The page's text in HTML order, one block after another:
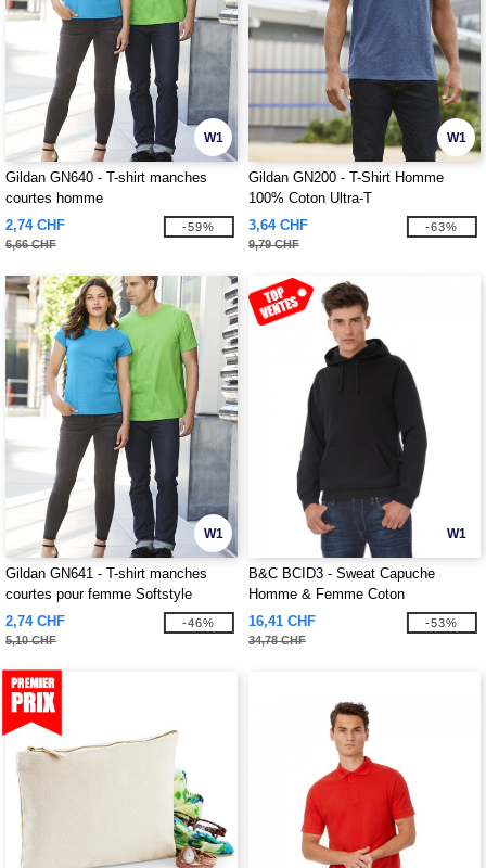
W1
Gildan GN640 - T-shirt manches
courtes homme
2,74 CHF
6,66 CHF
-59%
W1
Gildan GN200 - T-Shirt Homme
100% Coton Ultra-T
3,64 CHF
9,79 CHF
-63%
W1
Gildan GN641 - T-shirt manches
courtes pour femme Softstyle
2,74 CHF
5,10 CHF
-46%
W1
B&C BCID3 - Sweat Capuche
Homme & Femme Coton
16,41 CHF
34,78 CHF
-53%